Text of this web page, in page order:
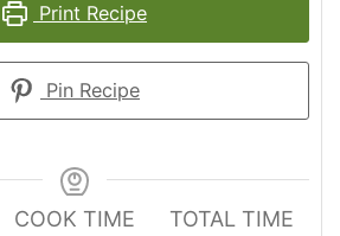
Print Recipe
Pin Recipe
COOK TIME
TOTAL TIME